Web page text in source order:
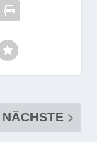
NÄCHSTE